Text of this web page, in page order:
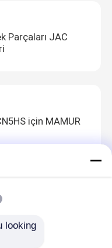
Parçaları JAC
için MAMUR
Diski CN1C15
looking